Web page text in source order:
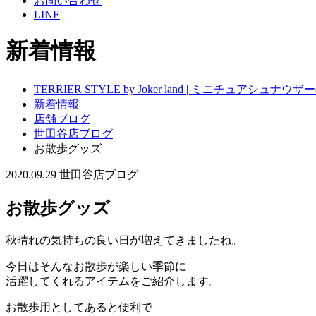
LINE
新着情報
TERRIER STYLE by Joker land | ミニチュアシュナウザ
新着情報
店舗ブログ
世田谷店ブログ
お散歩グッズ
2020.09.29 世田谷店ブログ
お散歩グッズ
秋晴れの気持ちの良い日が増えてきましたね。
今日はそんなお散歩が楽しい季節に
活躍してくれるアイテムをご紹介します。
お散歩用としてあると便利で